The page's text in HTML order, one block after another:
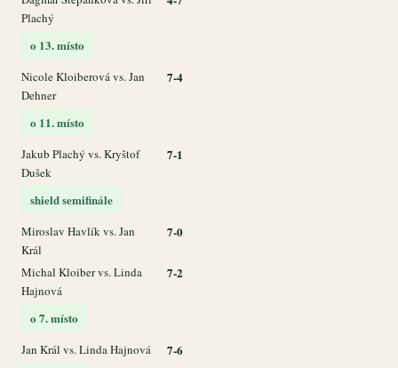
Plachý
o 13. místo
Nicole Kloiberová vs. Jan
Dehner
7-4
o 11. místo
Jakub Plachý vs. Kryštof
Dušek
7-1
shield semifinále
Miroslav Havlík vs. Jan
Král
7-0
Michal Kloiber vs. Linda
Hajnová
7-2
o 7. místo
Jan Král vs. Linda Hajnová
7-6